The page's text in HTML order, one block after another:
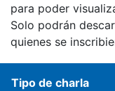
para poder
Solo podrán
quienes se
Tipo de charla